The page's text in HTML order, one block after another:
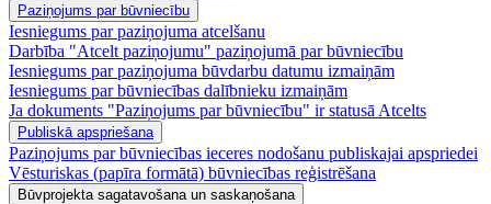
Paziņojums par būvniecību
Iesniegums par paziņojuma atcelšanu
Darbība "Atcelt paziņojumu" paziņojumā par būvniecību
Iesniegums par paziņojuma būvdarbu datumu izmaiņām
Iesniegums par būvniecības dalībnieku izmaiņām
Ja dokuments "Paziņojums par būvniecību" ir statusā Atcelts
Publiskā apspriešana
Paziņojums par būvniecības ieceres nodošanu publiskajai apspriedei
Vēsturiskas (papīra formātā) būvniecības reģistrēšana
Būvprojekta sagatavošana un saskaņošana